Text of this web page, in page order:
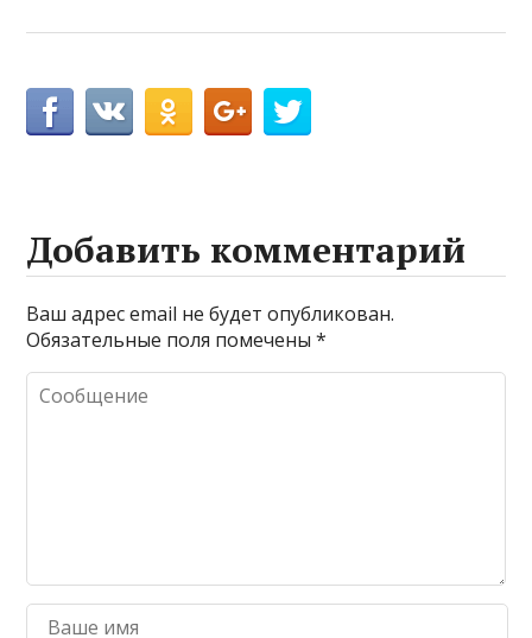
Добавить комментарий
Ваш адрес email не будет опубликован.
Обязательные поля помечены*